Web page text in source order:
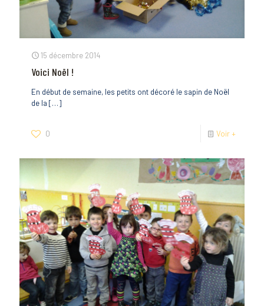
15 décembre 2014
Voici Noël !
En début de semaine, les petits ont décoré le sapin de Noël
de la […]
0 Voir +